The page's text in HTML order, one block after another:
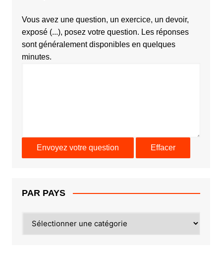
Vous avez une question, un exercice, un devoir,
exposé (...), posez votre question. Les réponses
sont généralement disponibles en quelques
minutes.
PAR PAYS
PAYS